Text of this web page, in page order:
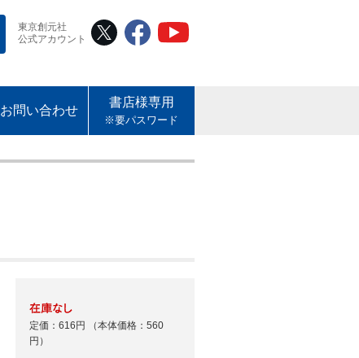
東京創元社
公式アカウント
お問い合わせ
書店様専用
※要パスワード
定価：616円
（本体価格：560
円）